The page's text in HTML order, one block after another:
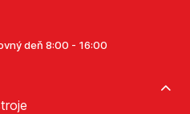
deň 8:00 - 16:00